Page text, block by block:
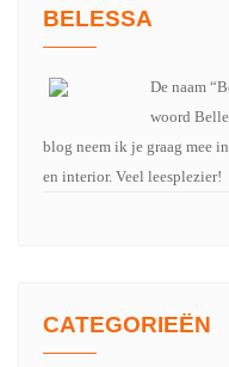
BELESSA
De naam
woord
blog neem ik je graag mee
en interior. Veel leesplezier!
CATEGORIEËN